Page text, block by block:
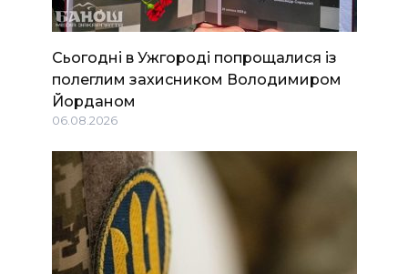
Сьогодні в Ужгороді попрощалися із
полеглим захисником Володимиром
Йорданом
06.08.2026